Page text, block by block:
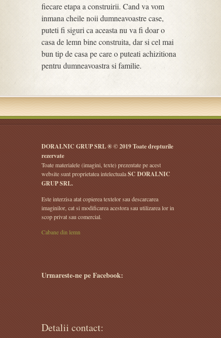
fiecare etapa a construirii. Cand va vom
inmana cheile noii dumneavoastre case,
puteti fi siguri ca aceasta nu va fi doar o
casa de lemn bine construita, dar si cel mai
bun tip de casa pe care o puteati achizitiona
pentru dumneavoastra si familie.
DORALNIC GRUP SRL ® © 2019 Toate drepturile
rezervate
Toate materialele (imagini, texte) prezentate pe acest
website sunt proprietatea intelectualaSC DORALNIC
GRUP SRL.
Este interzisa atat copierea textelor sau descarcarea
imaginilor, cat si modificarea acestora sau utilizarea lor in
scop privat sau comercial.
Cabane din lemn
Urmareste-ne pe Facebook:
Detalii contact: